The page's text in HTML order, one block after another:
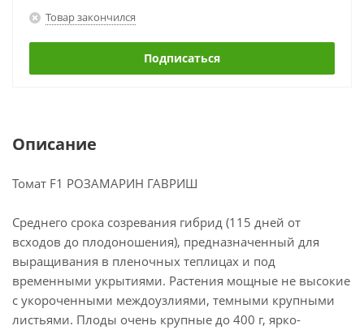
Товар закончился
Подписаться
Описание
Томат F1 РОЗАМАРИН ГАВРИШ
Среднего срока созревания гибрид (115 дней от
всходов до плодоношения), предназначенный для
выращивания в пленочных теплицах и под
временными укрытиями. Растения мощные не высокие
с укороченными междоузлиями, темными крупными
листьями. Плоды очень крупные до 400 г, ярко-